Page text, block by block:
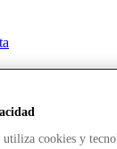
utiliza cookies y